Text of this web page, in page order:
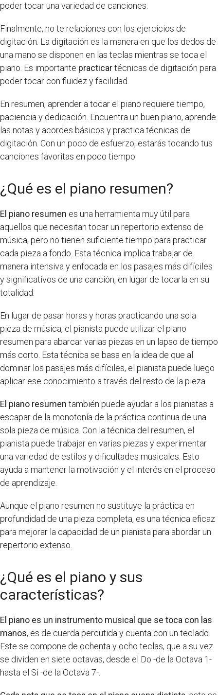
poder tocar una variedad de canciones.
Finalmente, no te relaciones con los ejercicios de
digitación. La digitación es la manera en que los dedos de
una mano se disponen en las teclas mientras se toca el
piano. Es importante practicartécnicas de digitación para
poder tocar con fluidez y facilidad.
En resumen, aprender a tocar el piano requiere tiempo,
paciencia y dedicación. Encuentra un buen piano, aprende
las notas y acordes básicos y practica técnicas de
digitación. Con un poco de esfuerzo, estarás tocando tus
canciones favoritas en poco tiempo.
¿Qué es el piano resumen?
El piano resumen es una herramienta muy útil para
aquellos que necesitan tocar un repertorio extenso de
música, pero no tienen suficiente tiempo para practicar
cada pieza a fondo. Esta técnica implica trabajar de
manera intensiva y enfocada en los pasajes más difíciles
y significativos de una canción, en lugar de tocarla en su
totalidad.
En lugar de pasar horas y horas practicando una sola
pieza de música, el pianista puede utilizar el piano
resumen para abarcar varias piezas en un lapso de tiempo
más corto. Esta técnica se basa en la idea de que al
dominar los pasajes más difíciles, el pianista puede luego
aplicar ese conocimiento a través del resto de la pieza.
El piano resumen también puede ayudar a los pianistas a
escapar de la monotonía de la práctica continua de una
sola pieza de música. Con la técnica del resumen, el
pianista puede trabajar en varias piezas y experimentar
una variedad de estilos y dificultades musicales. Esto
ayuda a mantener la motivación y el interés en el proceso
de aprendizaje.
Aunque el piano resumen no sustituye la práctica en
profundidad de una pieza completa, es una técnica eficaz
para mejorar la capacidad de un pianista para abordar un
repertorio extenso.
¿Qué es el piano y sus
características?
El piano es un instrumento musical que se toca con las
manos, es de cuerda percutida y cuenta con un teclado.
Este se compone de ochenta y ocho teclas, que a su vez
se dividen en siete octavas, desde el Do -de la Octava 1-
hasta el Si -de la Octava 7-.